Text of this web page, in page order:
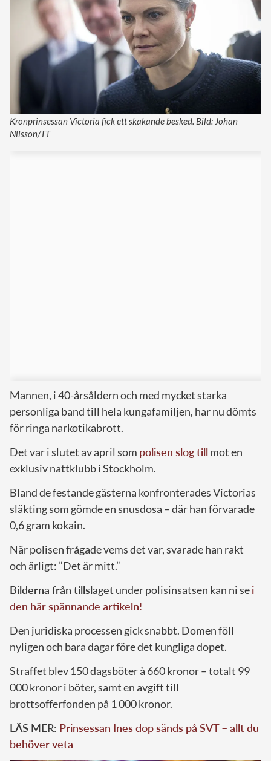
Kronprinsessan Victoria fick ett skakande besked. Bild: Johan
Nilsson/TT
Mannen, i 40-årsåldern och med mycket starka
personliga band till hela kungafamiljen, har nu dömts
för ringa narkotikabrott.
Det var i slutet av april som polisen slog tillmot en
exklusiv nattklubb i Stockholm.
Bland de festande gästerna konfronterades Victorias
släkting som gömde en snusdosa – där han förvarade
0,6 gram kokain.
När polisen frågade vems det var, svarade han rakt
och ärligt: ”Det är mitt.”
Bilderna från tillslagetunder polisinsatsen kan ni sei
den här spännande artikeln!
Den juridiska processen gick snabbt. Domen föll
nyligen och bara dagar före det kungliga dopet.
Straffet blev 150 dagsböter à 660 kronor – totalt 99
000 kronor i böter, samt en avgift till
brottsofferfonden på 1 000 kronor.
LÄS MER: Prinsessan Ines dop sänds på SVT – allt du
behöver veta